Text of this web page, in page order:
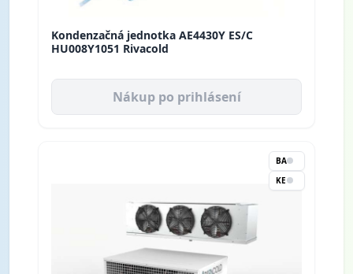
Kondenzačná jednotka AE4430Y ES/C
HU008Y1051 Rivacold
Nákup po prihlásení
BA
KE